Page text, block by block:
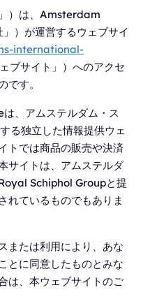
）は、Amsterdam
）が運営するウェブサイ
international-
ブサイト」）へのアクセ
です。
、アムステルダム・ス
る独立した情報提供ウェ
トでは商品の販売や決済
サイトは、アムステルダ
Schiphol Groupと提
れているものでもありま
または利用により、あな
とに同意したものとみな
は、本ウェブサイトのご